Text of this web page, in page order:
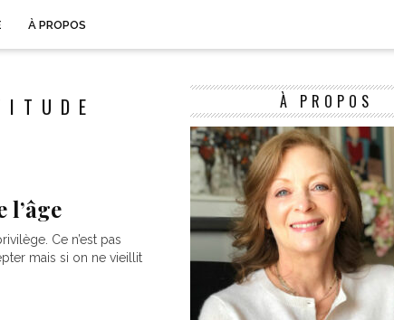
À PROPOS
l’âge
Ce n’est pas
mais si on ne vieillit
À PROPOS